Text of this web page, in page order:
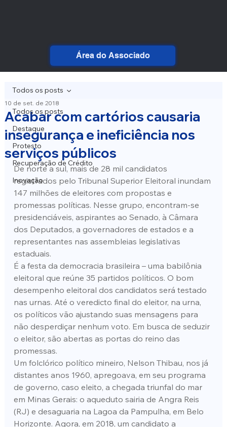
Área do Associado
Todos os posts
Destaque
Protesto
Recuperação de Crédito
Inovação
Todos os posts
Acabar com cartórios causaria
insegurança e ineficiência nos
serviços públicos
10 de set. de 2018
De norte a sul, mais de 28 mil candidatos
registrados pelo Tribunal Superior Eleitoral inundam
147 milhões de eleitores com propostas e
promessas políticas. Nesse grupo, encontram-se
presidenciáveis, aspirantes ao Senado, à Câmara
dos Deputados, a governadores de estados e a
representantes nas assembleias legislativas
estaduais.
É a festa da democracia brasileira – uma babilônia
eleitoral que reúne 35 partidos políticos. O bom
desempenho eleitoral dos candidatos será testado
nas urnas. Até o veredicto final do eleitor, na urna,
os políticos vão ajustando suas mensagens para
não desperdiçar nenhum voto. Em busca de seduzir
o eleitor, são abertas as portas do reino das
promessas.
Um folclórico político mineiro, Nelson Thibau, nos já
distantes anos 1960, apregoava, em seu programa
de governo, caso eleito, a chegada triunfal do mar
em Minas Gerais: o aqueduto sairia de Angra Reis
(RJ) e desaguaria na Lagoa da Pampulha, em Belo
Horizonte. Agora, em 2018, um candidato a